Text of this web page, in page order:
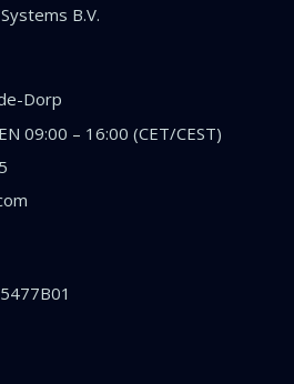
B.V.
Dorp
09:00 – 16:00 (CET/CEST)